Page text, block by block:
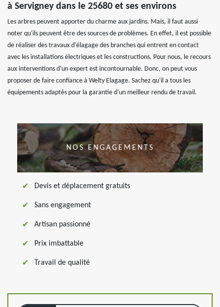
à Servigney dans le 25680 et ses environs
Les arbres peuvent apporter du charme aux jardins. Mais, il faut aussi
noter qu'ils peuvent être des sources de problèmes. En effet, il est possible
de réaliser des travaux d'élagage des branches qui entrent en contact
avec les installations électriques et les constructions. Pour nous, le recours
aux interventions d'un expert est incontournable. Donc, on peut vous
proposer de faire confiance à Welty Elagage. Sachez qu'il a tous les
équipements adaptés pour la garantie d'un meilleur rendu de travail.
NOS ENGAGEMENTS
Devis et déplacement gratuits
Sans engagement
Artisan passionné
Prix imbattable
Travail de qualité